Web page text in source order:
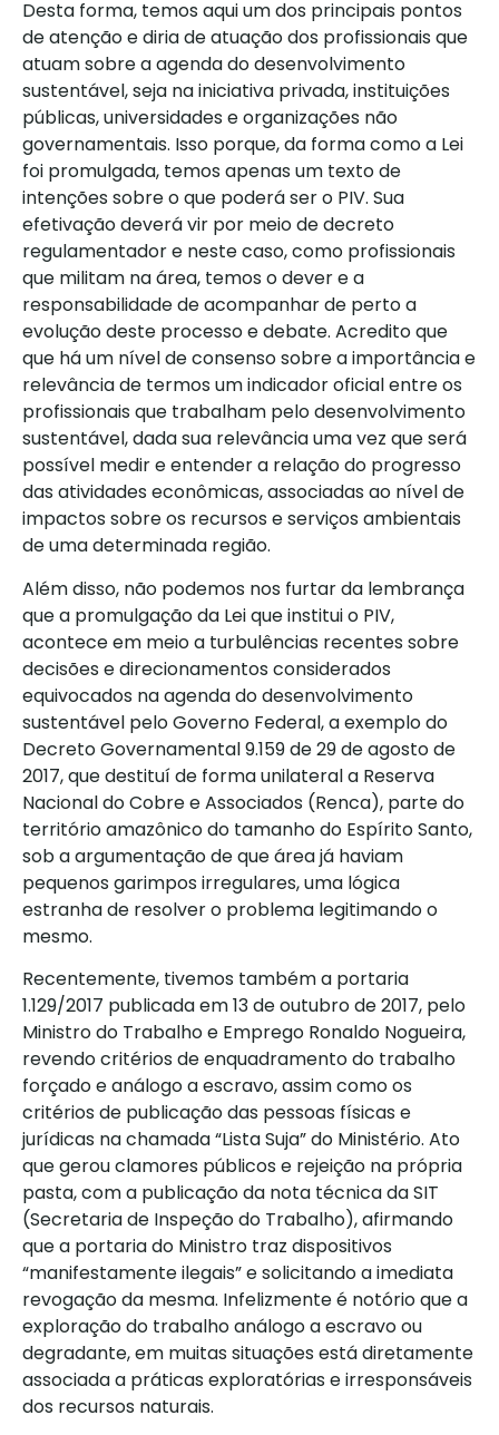
Desta forma, temos aqui um dos principais pontos
de atenção e diria de atuação dos profissionais que
atuam sobre a agenda do desenvolvimento
sustentável, seja na iniciativa privada, instituições
públicas, universidades e organizações não
governamentais. Isso porque, da forma como a Lei
foi promulgada, temos apenas um texto de
intenções sobre o que poderá ser o PIV. Sua
efetivação deverá vir por meio de decreto
regulamentador e neste caso, como profissionais
que militam na área, temos o dever e a
responsabilidade de acompanhar de perto a
evolução deste processo e debate. Acredito que
que há um nível de consenso sobre a importância e
relevância de termos um indicador oficial entre os
profissionais que trabalham pelo desenvolvimento
sustentável, dada sua relevância uma vez que será
possível medir e entender a relação do progresso
das atividades econômicas, associadas ao nível de
impactos sobre os recursos e serviços ambientais
de uma determinada região.
Além disso, não podemos nos furtar da lembrança
que a promulgação da Lei que institui o PIV,
acontece em meio a turbulências recentes sobre
decisões e direcionamentos considerados
equivocados na agenda do desenvolvimento
sustentável pelo Governo Federal, a exemplo do
Decreto Governamental 9.159 de 29 de agosto de
2017, que destituí de forma unilateral a Reserva
Nacional do Cobre e Associados (Renca), parte do
território amazônico do tamanho do Espírito Santo,
sob a argumentação de que área já haviam
pequenos garimpos irregulares, uma lógica
estranha de resolver o problema legitimando o
mesmo.
Recentemente, tivemos também a portaria
1.129/2017 publicada em 13 de outubro de 2017, pelo
Ministro do Trabalho e Emprego Ronaldo Nogueira,
revendo critérios de enquadramento do trabalho
forçado e análogo a escravo, assim como os
critérios de publicação das pessoas físicas e
jurídicas na chamada “Lista Suja” do Ministério. Ato
que gerou clamores públicos e rejeição na própria
pasta, com a publicação da nota técnica da SIT
(Secretaria de Inspeção do Trabalho), afirmando
que a portaria do Ministro traz dispositivos
“manifestamente ilegais” e solicitando a imediata
revogação da mesma. Infelizmente é notório que a
exploração do trabalho análogo a escravo ou
degradante, em muitas situações está diretamente
associada a práticas exploratórias e irresponsáveis
dos recursos naturais.